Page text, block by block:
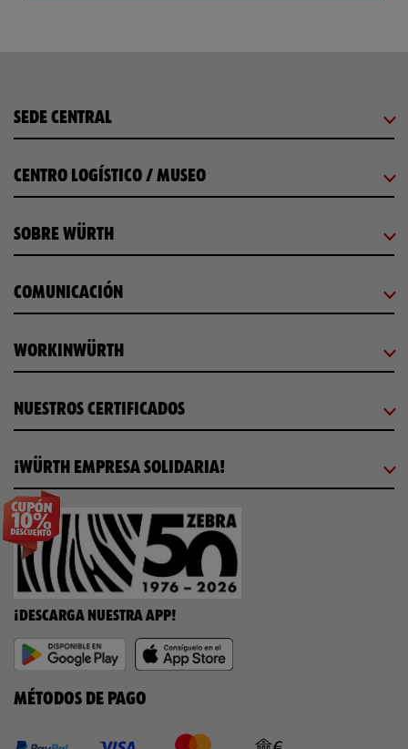
SEDE CENTRAL
CENTRO LOGÍSTICO / MUSEO
SOBRE WÜRTH
COMUNICACIÓN
WORKINWÜRTH
NUESTROS CERTIFICADOS
¡WÜRTH EMPRESA SOLIDARIA!
¡DESCARGA NUESTRA APP!
MÉTODOS DE PAGO